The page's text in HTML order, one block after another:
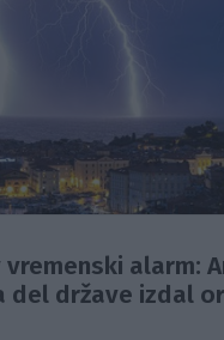
vremenski alarm:
del države izdal